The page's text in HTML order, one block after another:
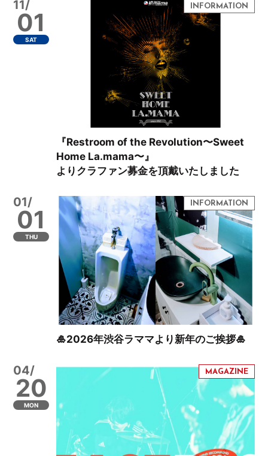
11/
01
SAT
『Restroom of the Revolution〜Sweet
Home La.mama〜』
よりクラファン募金を頂戴いたしました
01/
01
THU
🎍2026年渋谷ラママより新年のご挨拶🎍
04/
20
MON